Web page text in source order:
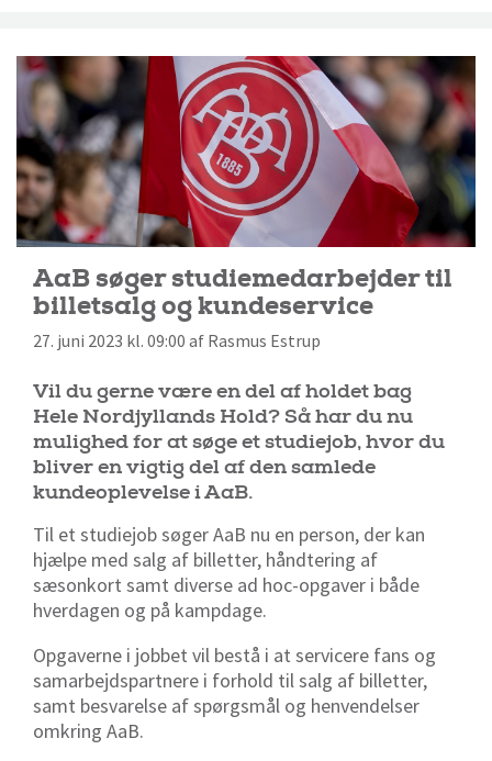
AaB søger studiemedarbejder til
billetsalg og kundeservice
27. juni 2023 kl. 09:00 af Rasmus Estrup
Vil du gerne være en del af holdet bag
Hele Nordjyllands Hold? Så har du nu
mulighed for at søge et studiejob, hvor du
bliver en vigtig del af den samlede
kundeoplevelse i AaB.
Til et studiejob søger AaB nu en person, der kan
hjælpe med salg af billetter, håndtering af
sæsonkort samt diverse ad hoc-opgaver i både
hverdagen og på kampdage.
Opgaverne i jobbet vil bestå i at servicere fans og
samarbejdspartnere i forhold til salg af billetter,
samt besvarelse af spørgsmål og henvendelser
omkring AaB.